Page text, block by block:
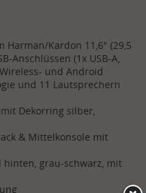
Kardon 11,6" (29,5
Anschlüssen (1x USB-A,
und Android
und 11 Lautsprechern
Dekorring silber,
& Mittelkonsole mit
grau-schwarz, mit